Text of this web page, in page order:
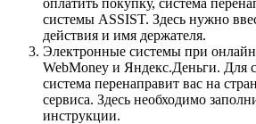
системы ASSIST. Здесь нужно
действия и имя держателя.
Электронные системы при онлайн-
WebMoney и Яндекс.Деньги. Для
система перенаправит вас на
сервиса. Здесь необходимо
инструкции.